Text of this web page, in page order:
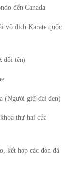
đến Canada
vô địch Karate quốc
đổi tên)
(Người giữ đai đen)
thứ hai của
kết hợp các đòn đá